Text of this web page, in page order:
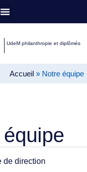
UdeM philanthropie et diplômés
Accueil» Notre équipe
de direction